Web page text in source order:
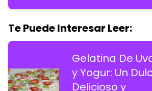
Te Puede Interesar Leer:
Gelatina De
y Yogur: Un
Delicioso y